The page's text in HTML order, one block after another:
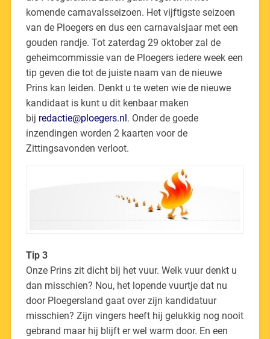
komende carnavalsseizoen. Het vijftigste seizoen
van de Ploegers en dus een carnavalsjaar met een
gouden randje. Tot zaterdag 29 oktober zal de
geheimcommissie van de Ploegers iedere week een
tip geven die tot de juiste naam van de nieuwe
Prins kan leiden. Denkt u te weten wie de nieuwe
kandidaat is kunt u dit kenbaar maken
bij redactie@ploegers.nl . Onder de goede
inzendingen worden 2 kaarten voor de
Zittingsavonden verloot.
Tip 3
Onze Prins zit dicht bij het vuur. Welk vuur denkt u
dan misschien? Nou, het lopende vuurtje dat nu
door Ploegersland gaat over zijn kandidatuur
misschien? Zijn vingers heeft hij gelukkig nog nooit
gebrand maar hij blijft er wel warm door. En een